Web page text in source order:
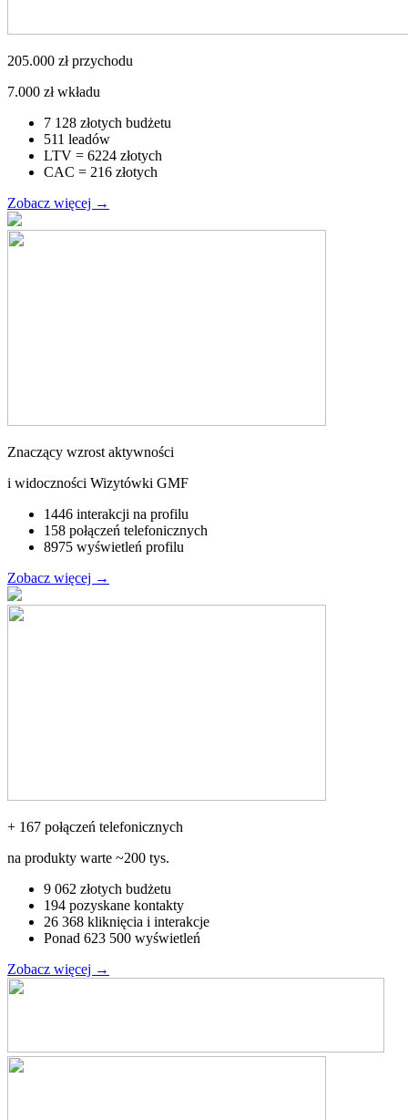
205.000 zł przychodu
7.000 zł wkładu
7 128 złotych budżetu
511 leadów
LTV = 6224 złotych
CAC = 216 złotych
Zobacz więcej →
Znaczący wzrost aktywności
i widoczności Wizytówki GMF
1446 interakcji na profilu
158 połączeń telefonicznych
8975 wyświetleń profilu
Zobacz więcej →
+ 167 połączeń telefonicznych
na produkty warte ~200 tys.
9 062 złotych budżetu
194 pozyskane kontakty
26 368 kliknięcia i interakcje
Ponad 623 500 wyświetleń
Zobacz więcej →